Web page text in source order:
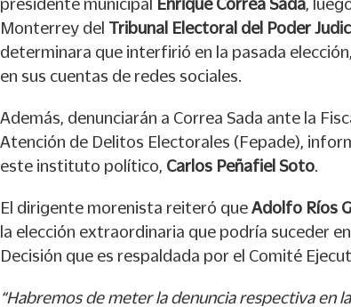
Monterrey del Tribunal Electoral del Poder
determinara que interfirió en la pasada
en sus cuentas de redes sociales.
Además, denunciarán a Correa Sada ante la
Atención de Delitos Electorales (Fepade),
este instituto político, Carlos Peñafiel Soto
El dirigente morenista reiteró que Adolfo Ríos
la elección extraordinaria que podría suceder
Decisión que es respaldada por el Comité
“Habremos de meter la denuncia respectiva en